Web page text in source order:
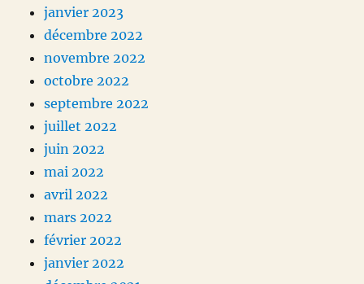
janvier 2023
décembre 2022
novembre 2022
octobre 2022
septembre 2022
juillet 2022
juin 2022
mai 2022
avril 2022
mars 2022
février 2022
janvier 2022